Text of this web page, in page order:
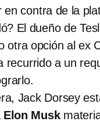
en contra de la
El dueño de
otra opción al ex
recurrido a un
Jack Dorsey
Elon Musk